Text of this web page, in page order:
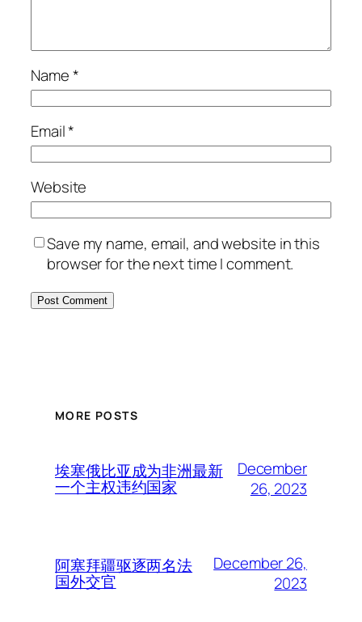
Name*
Email*
Website
Save my name, email, and website in this
browser for the next time I comment.
MORE POSTS
埃塞俄比亚成为非洲最新
一个主权违约国家
December
26, 2023
阿塞拜疆驱逐两名法
国外交官
December 26,
2023